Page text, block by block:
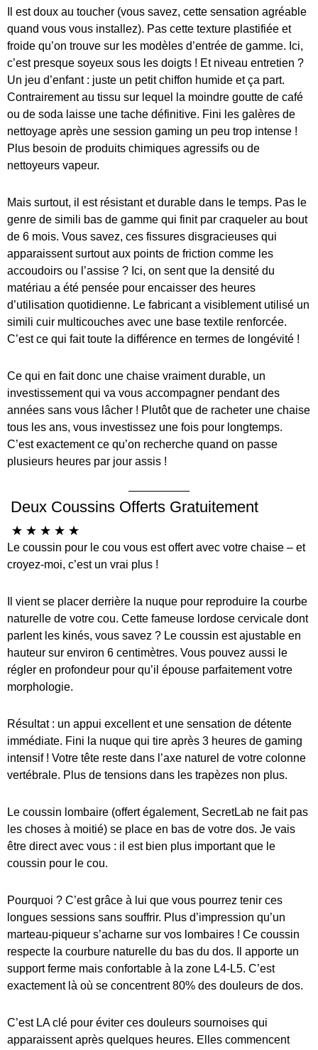
Il est doux au toucher (vous savez, cette sensation agréable
quand vous vous installez). Pas cette texture plastifiée et
froide qu’on trouve sur les modèles d’entrée de gamme. Ici,
c’est presque soyeux sous les doigts ! Et niveau entretien ?
Un jeu d’enfant : juste un petit chiffon humide et ça part.
Contrairement au tissu sur lequel la moindre goutte de café
ou de soda laisse une tache définitive. Fini les galères de
nettoyage après une session gaming un peu trop intense !
Plus besoin de produits chimiques agressifs ou de
nettoyeurs vapeur.
Mais surtout, il est résistant et durable dans le temps. Pas le
genre de simili bas de gamme qui finit par craqueler au bout
de 6 mois. Vous savez, ces fissures disgracieuses qui
apparaissent surtout aux points de friction comme les
accoudoirs ou l’assise ? Ici, on sent que la densité du
matériau a été pensée pour encaisser des heures
d’utilisation quotidienne. Le fabricant a visiblement utilisé un
simili cuir multicouches avec une base textile renforcée.
C’est ce qui fait toute la différence en termes de longévité !
Ce qui en fait donc une chaise vraiment durable, un
investissement qui va vous accompagner pendant des
années sans vous lâcher ! Plutôt que de racheter une chaise
tous les ans, vous investissez une fois pour longtemps.
C’est exactement ce qu’on recherche quand on passe
plusieurs heures par jour assis !
Deux Coussins Offerts Gratuitement
☆ ☆ ☆ ☆ ☆
Le coussin pour le cou vous est offert avec votre chaise – et
croyez-moi, c’est un vrai plus !
Il vient se placer derrière la nuque pour reproduire la courbe
naturelle de votre cou. Cette fameuse lordose cervicale dont
parlent les kinés, vous savez ? Le coussin est ajustable en
hauteur sur environ 6 centimètres. Vous pouvez aussi le
régler en profondeur pour qu’il épouse parfaitement votre
morphologie.
Résultat : un appui excellent et une sensation de détente
immédiate. Fini la nuque qui tire après 3 heures de gaming
intensif ! Votre tête reste dans l’axe naturel de votre colonne
vertébrale. Plus de tensions dans les trapèzes non plus.
Le coussin lombaire (offert également, SecretLab ne fait pas
les choses à moitié) se place en bas de votre dos. Je vais
être direct avec vous : il est bien plus important que le
coussin pour le cou.
Pourquoi ? C’est grâce à lui que vous pourrez tenir ces
longues sessions sans souffrir. Plus d’impression qu’un
marteau-piqueur s’acharne sur vos lombaires ! Ce coussin
respecte la courbure naturelle du bas du dos. Il apporte un
support ferme mais confortable à la zone L4-L5. C’est
exactement là où se concentrent 80% des douleurs de dos.
C’est LA clé pour éviter ces douleurs sournoises qui
apparaissent après quelques heures. Elles commencent